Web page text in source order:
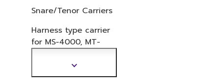
Snare/Tenor Carriers
Harness type carrier
for MS-4000, MT-
Series. Height: 446-
598mm
แสดง
ข้อมูล